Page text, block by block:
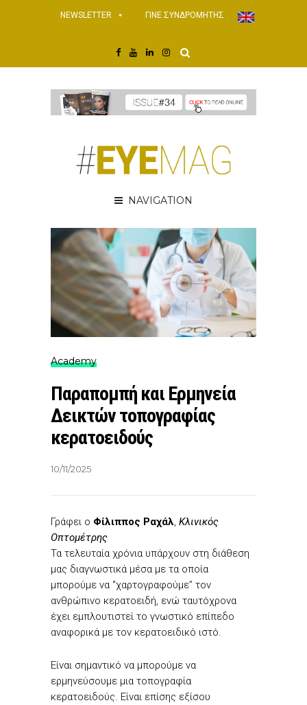
NEWSLETTER ΓΙΝΕ ΣΥΝΔΡΟΜΗΤΗΣ
NAVIGATION
Academy
Παραπομπή και Ερμηνεία
Δεικτών τοπογραφίας
κερατοειδούς
10/11/2025
Γράφει o Φίλιππος Ραχάλ Κλινικός
Οπτομέτρης
Τα τελευταία χρόνια υπάρχουν στη διάθεση
μας διαγνωστικά μέσα με τα οποία
μπορούμε να ‘’χαρτογραφούμε’’ τον
ανθρώπινο κερατοειδή, ενώ ταυτόχρονα
έχει εμπλουτιστεί το γνωστικό επίπεδο
αναφορικά με τον κερατοειδικό ιστό.
Είναι σημαντικό να μπορούμε να
ερμηνεύσουμε μια τοπογραφία
κερατοειδούς. Είναι επίσης εξίσου